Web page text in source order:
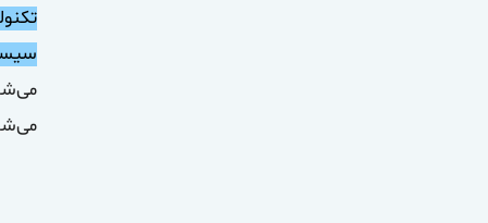
می‌شوند. در